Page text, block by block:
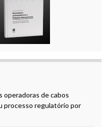
operadoras de cabos
processo regulatório por